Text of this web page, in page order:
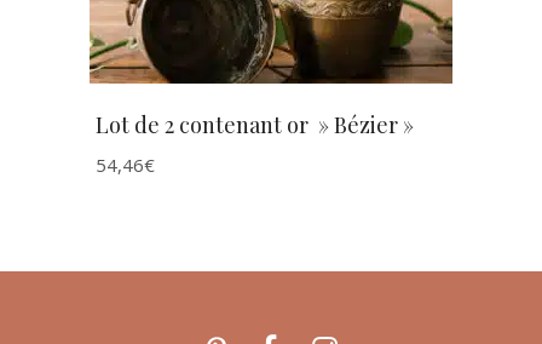
Lot de 2 contenant or » Bézier »
54,46€